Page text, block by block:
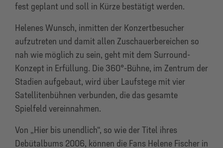
fest geplant und soll in Kürze bestätigt werden.
Helenes Wunsch, inmitten der Konzertbesucher
aufzutreten und damit allen Zuschauerbereichen so
nah wie möglich zu sein, geht mit dem Surround-
Konzept in Erfüllung. Die 360°-Bühne, im Zentrum der
Stadien aufgebaut, wird über Laufstege mit vier
Satellitenbühnen verbunden, die das gesamte
Spielfeld vereinnahmen.
Von „Hier bis unendlich“, so wie der Titel ihres
Debütalbums 2006, können die Fans Helene Fischer in